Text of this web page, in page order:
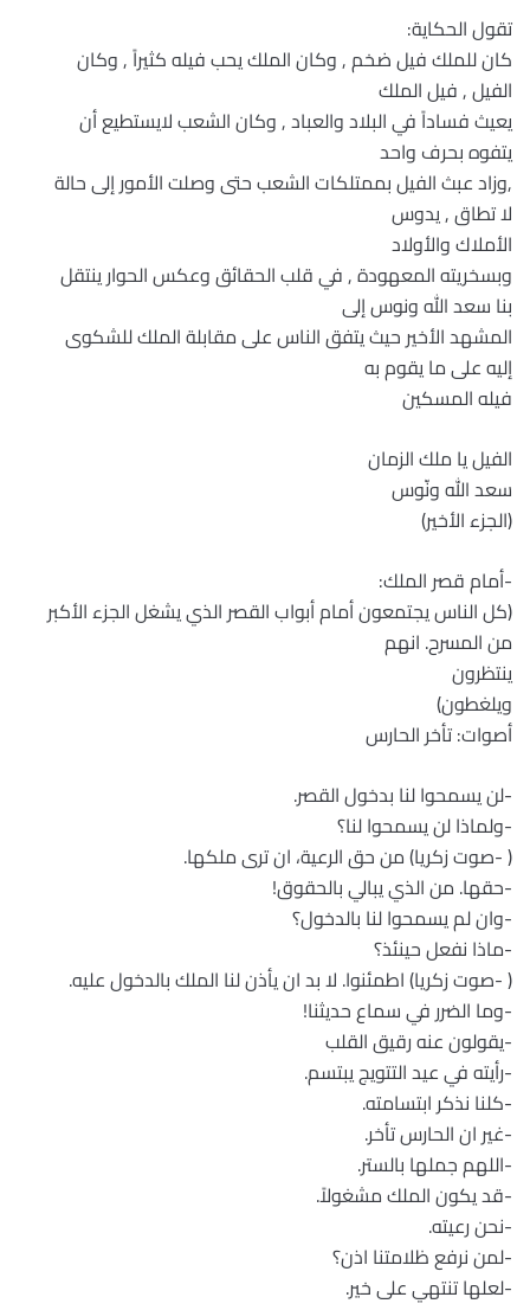
تقول الحكاية:
كان للملك فيل ضخم , وكان الملك يحب فيله كثيراً , وكان
الفيل , فيل الملك
يعيث فساداً في البلاد والعباد , وكان الشعب لايستطيع أن
يتفوه بحرف واحد
,وزاد عبث الفيل بممتلكات الشعب حتى وصلت الأمور إلى حالة
لا تطاق , يدوس
الأملاك والأولاد
وبسخريته المعهودة , في قلب الحقائق وعكس الحوار ينتقل
بنا سعد الله ونوس إلى
المشهد الأخير حيث يتفق الناس على مقابلة الملك للشكوى
إليه على ما يقوم به
فيله المسكين
الفيل يا ملك الزمان
سعد الله ونّوس
(الجزء الأخير)
-أمام قصر الملك:
(كل الناس يجتمعون أمام أبواب القصر الذي يشغل الجزء الأكبر
من المسرح. انهم
ينتظرون
ويلغطون)
أصوات: تأخر الحارس
-لن يسمحوا لنا بدخول القصر.
-ولماذا لن يسمحوا لنا؟
( -صوت زكريا) من حق الرعية، ان ترى ملكها.
-حقها. من الذي يبالي بالحقوق!
-وان لم يسمحوا لنا بالدخول؟
-ماذا نفعل حينئذ؟
( -صوت زكريا) اطمئنوا. لا بد ان يأذن لنا الملك بالدخول عليه.
-وما الضرر في سماع حديثنا!
-يقولون عنه رقيق القلب
-رأيته في عيد التتويج يبتسم.
-كلنا نذكر ابتسامته.
-غير ان الحارس تأخر.
-اللهم جملها بالستر.
-قد يكون الملك مشغولاً.
-نحن رعيته.
-لمن نرفع ظلامتنا اذن؟
-لعلها تنتهي على خير.